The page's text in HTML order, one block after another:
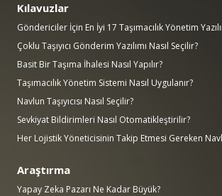
Kılavuzlar
Göndericiler İçin En İyi 17 Taşımacılık Yönetim
Çoklu Taşıyıcı Gönderim Yazılımı Nasıl Seçilir?
Basit Bir Taşıma İhalesi Nasıl Yapılır?
Taşımacılık Yönetim Sistemi Nasıl Uygulanır?
Navlun Taşıyıcısı Nasıl Seçilir?
Sevkiyat Bildirimleri Nasıl Otomatikleştirilir?
Her Lojistik Yöneticisinin Takip Etmesi Gereken
Araştırma
Yapay Zeka Pazarı Ne Kadar Büyük?